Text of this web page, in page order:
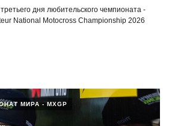
дня любительского чемпионата -
National Motocross Championship 2026
МИРА - MXGP